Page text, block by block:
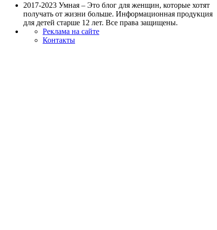
2017-2023 Умная – Это блог для женщин, которые хотят
получать от жизни больше. Информационная продукция
для детей старше 12 лет. Все права защищены.
Реклама на сайте
Контакты